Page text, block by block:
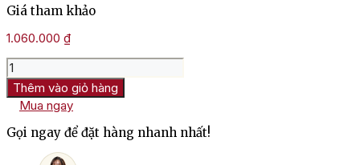
Giá tham khảo
1.060.000 ₫
Rượu
Vang
Nam
Phi
Babylon's
Peak
Chenin
Thêm vào giỏ hàng
Mua ngay
Gọi ngay để đặt hàng nhanh nhất!